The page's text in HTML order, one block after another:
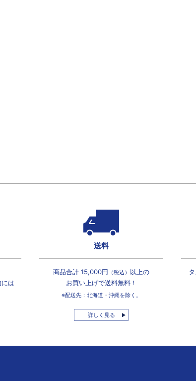
は
送料
商品合計 15,000円 （税込） 以上の
お買い上げで送料無料！
※配送先：北海道・沖縄を除く。
詳しく見る